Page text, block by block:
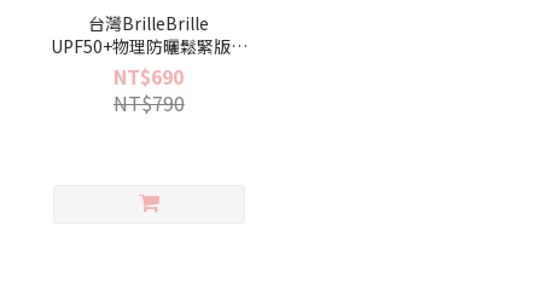
台灣BrilleBrille
UPF50+物理防曬鬆緊版雙
面中空帽 - 繽紛跳跳糖（大
人也可戴）
NT$690
NT$790